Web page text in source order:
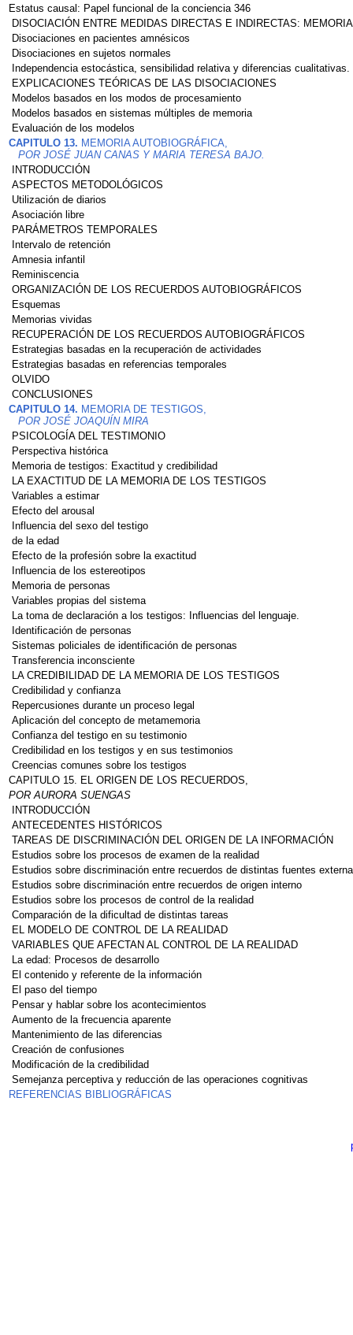
Estatus causal: Papel funcional de la conciencia 346
DISOCIACIÓN ENTRE MEDIDAS DIRECTAS E INDIRECTAS:
Disociaciones en pacientes amnésicos
Disociaciones en sujetos normales
Independencia estocástica, sensibilidad relativa y diferencias cualitativas.
EXPLICACIONES TEÓRICAS DE LAS DISOCIACIONES
Modelos basados en los modos de procesamiento
Modelos basados en sistemas múltiples de memoria
Evaluación de los modelos
CAPITULO 13. MEMORIA AUTOBIOGRÁFICA,
POR JOSÉ JUAN CANAS Y MARIA TERESA BAJO.
INTRODUCCIÓN
ASPECTOS METODOLÓGICOS
Utilización de diarios
Asociación libre
PARÁMETROS TEMPORALES
Intervalo de retención
Amnesia infantil
Reminiscencia
ORGANIZACIÓN DE LOS RECUERDOS AUTOBIOGRÁFICOS
Esquemas
Memorias vividas
RECUPERACIÓN DE LOS RECUERDOS AUTOBIOGRÁFICOS
Estrategias basadas en la recuperación de actividades
Estrategias basadas en referencias temporales
OLVIDO
CONCLUSIONES
CAPITULO 14. MEMORIA DE TESTIGOS,
POR JOSÉ JOAQUÍN MIRA
PSICOLOGÍA DEL TESTIMONIO
Perspectiva histórica
Memoria de testigos: Exactitud y credibilidad
LA EXACTITUD DE LA MEMORIA DE LOS TESTIGOS
Variables a estimar
Efecto del arousal
Influencia del sexo del testigo
de la edad
Efecto de la profesión sobre la exactitud
Influencia de los estereotipos
Memoria de personas
Variables propias del sistema
La toma de declaración a los testigos: Influencias del lenguaje.
Identificación de personas
Sistemas policiales de identificación de personas
Transferencia inconsciente
LA CREDIBILIDAD DE LA MEMORIA DE LOS TESTIGOS
Credibilidad y confianza
Repercusiones durante un proceso legal
Aplicación del concepto de metamemoria
Confianza del testigo en su testimonio
Credibilidad en los testigos y en sus testimonios
Creencias comunes sobre los testigos
CAPITULO 15. EL ORIGEN DE LOS RECUERDOS,
POR AURORA SUENGAS
INTRODUCCIÓN
ANTECEDENTES HISTÓRICOS
TAREAS DE DISCRIMINACIÓN DEL ORIGEN DE LA INFORMACIÓN
Estudios sobre los procesos de examen de la realidad
Estudios sobre discriminación entre recuerdos de distintas fuentes
Estudios sobre discriminación entre recuerdos de origen interno
Estudios sobre los procesos de control de la realidad
Comparación de la dificultad de distintas tareas
EL MODELO DE CONTROL DE LA REALIDAD
VARIABLES QUE AFECTAN AL CONTROL DE LA REALIDAD
La edad: Procesos de desarrollo
El contenido y referente de la información
El paso del tiempo
Pensar y hablar sobre los acontecimientos
Aumento de la frecuencia aparente
Mantenimiento de las diferencias
Creación de confusiones
Modificación de la credibilidad
Semejanza perceptiva y reducción de las operaciones cognitivas
REFERENCIAS BIBLIOGRÁFICAS